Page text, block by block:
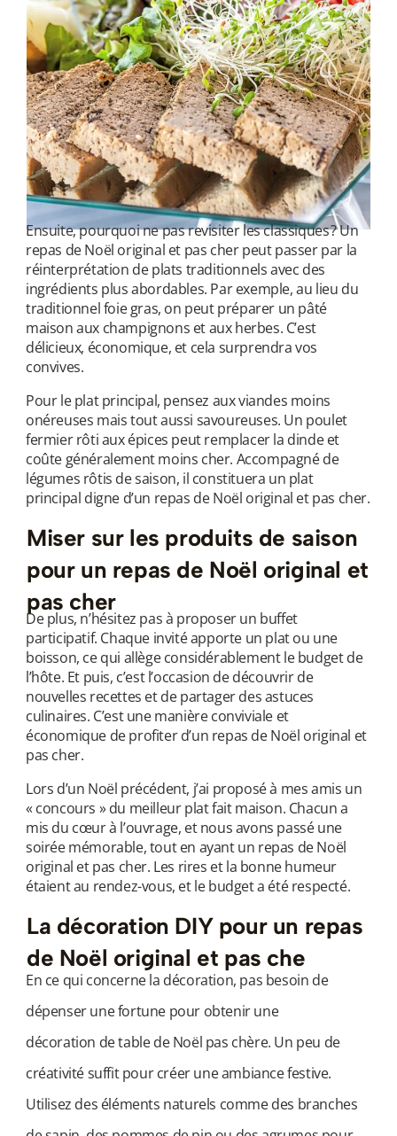
Ensuite, pourquoi ne pas revisiter les classiques ? Un
repas de Noël original et pas cher peut passer par la
réinterprétation de plats traditionnels avec des
ingrédients plus abordables. Par exemple, au lieu du
traditionnel foie gras, on peut préparer un pâté
maison aux champignons et aux herbes. C’est
délicieux, économique, et cela surprendra vos
convives.
Pour le plat principal, pensez aux viandes moins
onéreuses mais tout aussi savoureuses. Un poulet
fermier rôti aux épices peut remplacer la dinde et
coûte généralement moins cher. Accompagné de
légumes rôtis de saison, il constituera un plat
principal digne d’un repas de Noël original et pas cher.
Miser sur les produits de saison
pour un repas de Noël original et
pas cher
De plus, n’hésitez pas à proposer un buffet
participatif. Chaque invité apporte un plat ou une
boisson, ce qui allège considérablement le budget de
l’hôte. Et puis, c’est l’occasion de découvrir de
nouvelles recettes et de partager des astuces
culinaires. C’est une manière conviviale et
économique de profiter d’un repas de Noël original et
pas cher.
Lors d’un Noël précédent, j’ai proposé à mes amis un
« concours » du meilleur plat fait maison. Chacun a
mis du cœur à l’ouvrage, et nous avons passé une
soirée mémorable, tout en ayant un repas de Noël
original et pas cher. Les rires et la bonne humeur
étaient au rendez-vous, et le budget a été respecté.
La décoration DIY pour un repas
de Noël original et pas che
En ce qui concerne la décoration, pas besoin de
dépenser une fortune pour obtenir une
décoration de table de Noël pas chère. Un peu de
créativité suffit pour créer une ambiance festive.
Utilisez des éléments naturels comme des branches